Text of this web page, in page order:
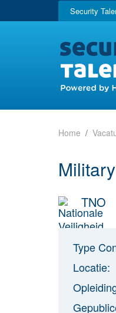
Security
Home
TNO
Type
Locatie: